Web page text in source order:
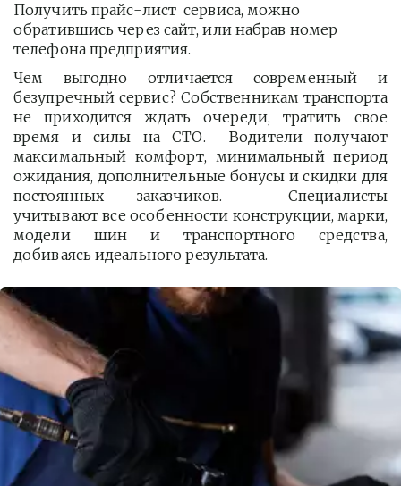
Получить прайс-лист  сервиса, можно
обратившись через сайт, или набрав номер
телефона предприятия.
Чем выгодно отличается современный и
безупречный сервис? Собственникам транспорта
не приходится ждать очереди, тратить свое
время и силы на СТО. Водители получают
максимальный комфорт, минимальный период
ожидания, дополнительные бонусы и скидки для
постоянных заказчиков. Специалисты
учитывают все особенности конструкции, марки,
модели шин и транспортного средства,
добиваясь идеального результата.